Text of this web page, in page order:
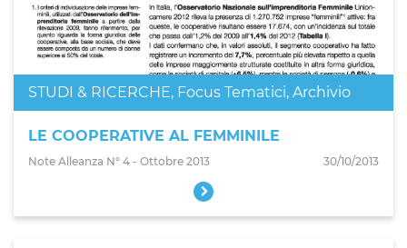
STUDI & RICERCHE, Focus Tematici, Archivio
LE COOPERATIVE AL FEMMINILE
Note Alleanza N° 4 - Ottobre 2013 30/10/2013